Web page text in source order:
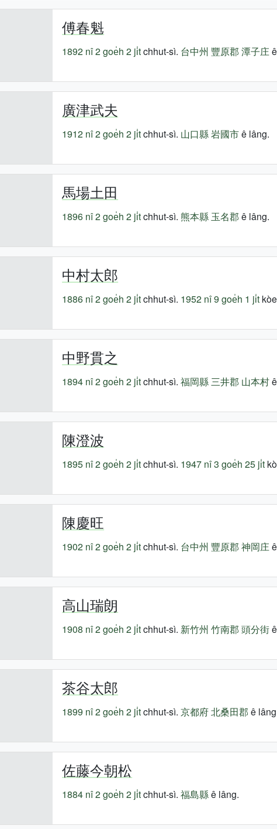
傅春魁
1892 nî2 goe̍h 2 ji̍tchhut-sì. 台中州 豐原郡 潭子庄
廣津武夫
1912 nî2 goe̍h 2 ji̍tchhut-sì. 山口縣岩國市ê lâng.
馬場土田
1896 nî2 goe̍h 2 ji̍tchhut-sì. 熊本縣 玉名郡 ê lâng.
中村太郎
1886 nî2 goe̍h 2 ji̍tchhut-sì. 1952 nî9 goe̍h 1 ji̍t
中野貫之
1894 nî2 goe̍h 2 ji̍tchhut-sì.福岡縣三井郡 山本村
陳澄波
1895 nî2 goe̍h 2 ji̍tchhut-sì. 1947 nî3 goe̍h 25 ji̍t
陳慶旺
1902 nî2 goe̍h 2 ji̍tchhut-sì. 台中州 豐原郡 神岡庄
高山瑞朗
1908 nî2 goe̍h 2 ji̍tchhut-sì. 新竹州 竹南郡 頭分街
茶谷太郎
1899 nî2 goe̍h 2 ji̍tchhut-sì.京都府北桑田郡 ê
佐藤今朝松
1884 nî2 goe̍h 2 ji̍tchhut-sì.福島縣ê lâng.